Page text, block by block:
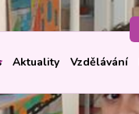
Aktuality Vzdělávání